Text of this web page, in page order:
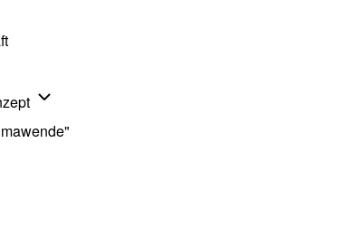
von Der Männerkreis
Unternavigation von Arbeitskreis Verkehrskonzept